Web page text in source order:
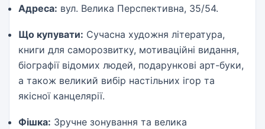
Адреса: вул. Велика Перспективна, 35/54.
Що купувати: Сучасна художня література,
книги для саморозвитку, мотиваційні видання,
біографії відомих людей, подарункові арт-буки,
а також великий вибір настільних ігор та
якісної канцелярії.
Фішка: Зручне зонування та велика